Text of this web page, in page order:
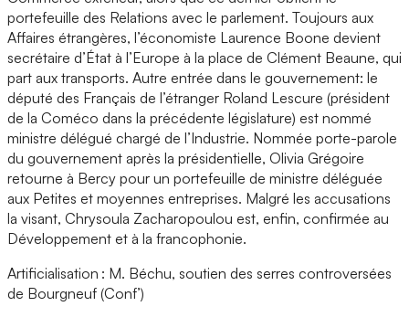
portefeuille des Relations avec le parlement. Toujours aux
Affaires étrangères, l’économiste Laurence Boone devient
secrétaire d’État à l’Europe à la place de Clément Beaune, qui
part aux transports. Autre entrée dans le gouvernement: le
député des Français de l’étranger Roland Lescure (président
de la Coméco dans la précédente législature) est nommé
ministre délégué chargé de l’Industrie. Nommée porte-parole
du gouvernement après la présidentielle, Olivia Grégoire
retourne à Bercy pour un portefeuille de ministre déléguée
aux Petites et moyennes entreprises. Malgré les accusations
la visant, Chrysoula Zacharopoulou est, enfin, confirmée au
Développement et à la francophonie.
Artificialisation : M. Béchu, soutien des serres controversées
de Bourgneuf (Conf’)